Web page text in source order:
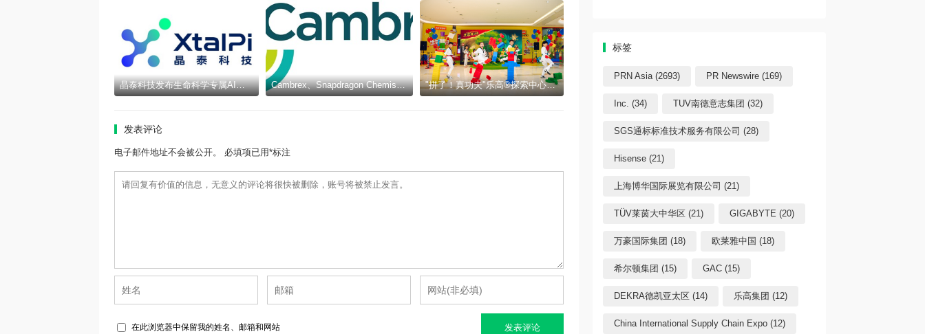
晶泰科技发布生命科学专属AI智能体epiXora™，以可信决策基座加速完善Multi-Agent研发闭环 Cambrex、Snapdragon Chemistry与Q1 Scientific因在制药领域的创新与可持续发展获得认可 "拼了！真功夫"乐高®探索中心十周年暑期活动三城同步启幕
发表评论
电子邮件地址不会被公开。 必填项已用*标注
在此浏览器中保留我的姓名、邮箱和网站
标签
PRN Asia (2693) PR Newswire (169)
Inc. (34) TUV南德意志集团 (32)
SGS通标标准技术服务有限公司 (28)
Hisense (21)
上海博华国际展览有限公司 (21)
TÜV莱茵大中华区 (21) GIGABYTE (20)
万豪国际集团 (18) 欧莱雅中国 (18)
希尔顿集团 (15) GAC (15)
DEKRA德凯亚太区 (14) 乐高集团 (12)
China International Supply Chain Expo (12)